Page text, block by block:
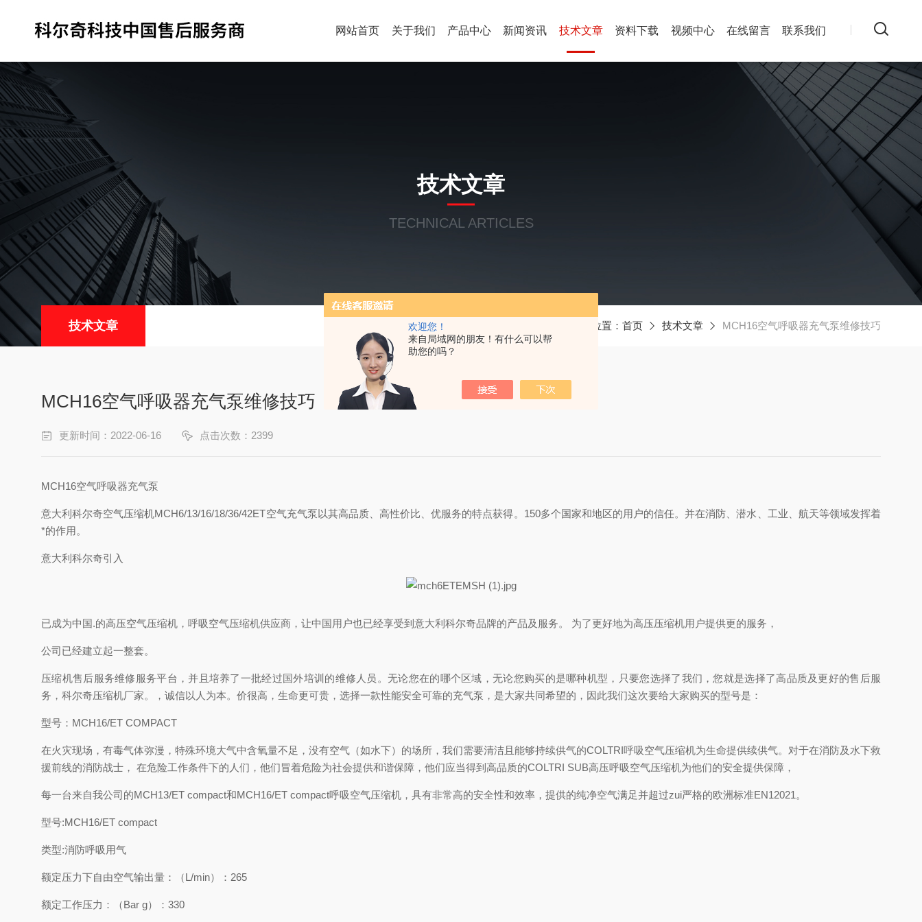
欢迎您！
来自局域网的朋友！有什么可以帮
助您的吗？
网站首页 关于我们 产品中心 新闻资讯 技术文章 资料下载 视频中心 在线留言 联系我们
技术文章
TECHNICAL ARTICLES
技术文章 当前位置： 首页 技术文章 MCH16空气呼吸器充气泵维修技巧
MCH16空气呼吸器充气泵维修技巧
更新时间：2022-06-16 点击次数：2399
MCH16空气呼吸器充气泵
意大利科尔奇空气压缩机MCH6/13/16/18/36/42ET空气充气泵以其高品质、高性价比、优服务的特点获得。150多个国家和地区的用户的信任。并在消防、潜水、工业、航天等领域发挥着
*的作用。
意大利科尔奇引入
已成为中国.的高压空气压缩机，呼吸空气压缩机供应商，让中国用户也已经享受到意大利科尔奇品牌的产品及服务。 为了更好地为高压压缩机用户提供更的服务，
公司已经建立起一整套。
压缩机售后服务维修服务平台，并且培养了一批经过国外培训的维修人员。无论您在的哪个区域，无论您购买的是哪种机型，只要您选择了我们，您就是选择了高品质及更好的售后服
务，科尔奇压缩机厂家。，诚信以人为本。价很高，生命更可贵，选择一款性能安全可靠的充气泵，是大家共同希望的，因此我们这次要给大家购买的型号是：
型号：MCH16/ET COMPACT
在火灾现场，有毒气体弥漫，特殊环境大气中含氧量不足，没有空气（如水下）的场所，我们需要清洁且能够持续供气的COLTRI呼吸空气压缩机为生命提供续供气。对于在消防及水下救
援前线的消防战士， 在危险工作条件下的人们，他们冒着危险为社会提供和谐保障，他们应当得到高品质的COLTRI SUB高压呼吸空气压缩机为他们的安全提供保障，
每一台来自我公司的MCH13/ET compact和MCH16/ET compact呼吸空气压缩机，具有非常高的安全性和效率，提供的纯净空气满足并超过zui严格的欧洲标准EN12021。
型号:MCH16/ET compact
类型:消防呼吸用气
额定压力下自由空气输出量：（L/min）：265
额定工作压力：（Bar g）：330